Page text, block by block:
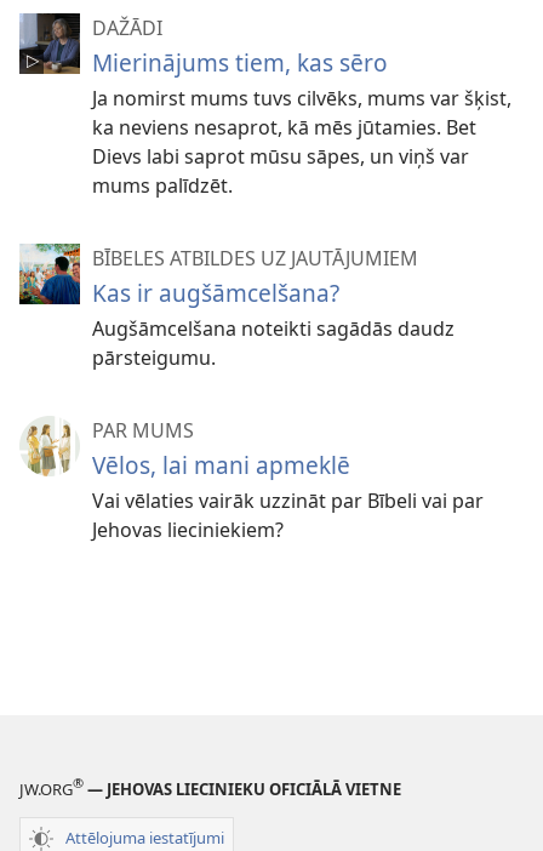
DAŽĀDI
Mierinājums tiem, kas sēro
Ja nomirst mums tuvs cilvēks, mums var šķist,
ka neviens nesaprot, kā mēs jūtamies. Bet
Dievs labi saprot mūsu sāpes, un viņš var
mums palīdzēt.
BĪBELES ATBILDES UZ JAUTĀJUMIEM
Kas ir augšāmcelšana?
Augšāmcelšana noteikti sagādās daudz
pārsteigumu.
PAR MUMS
Vēlos, lai mani apmeklē
Vai vēlaties vairāk uzzināt par Bībeli vai par
Jehovas lieciniekiem?
JW.ORG® — JEHOVAS LIECINIEKU OFICIĀLĀ VIETNE
Attēlojuma iestatījumi